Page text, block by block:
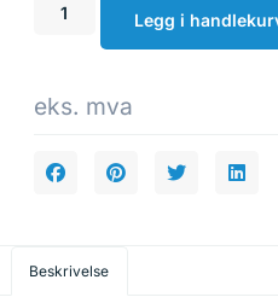
Legg i
eks. mva
Beskrivelse